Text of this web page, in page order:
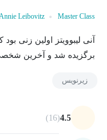
Master Class
Leibovitz
آنی لیبوویتز اولین زنی
برگزیده شد و آخرین
زیرنویس
4.5
(16)